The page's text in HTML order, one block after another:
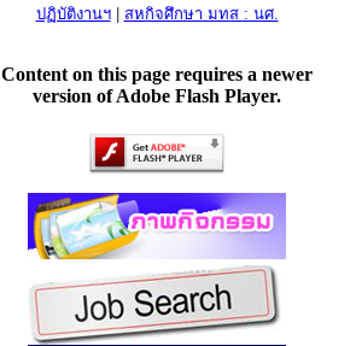
ปฏิบัติงานฯ| สหกิจศึกษา มทส : นศ.
Content on this page requires a newer
version of Adobe Flash Player.